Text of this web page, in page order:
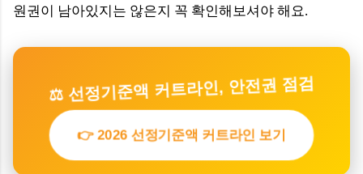
원권이 남아있지는 않은지 꼭 확인해보셔야 해요.
⚖️ 선정기준액 커트라인, 안전권 점검
👉 2026 선정기준액 커트라인 보기